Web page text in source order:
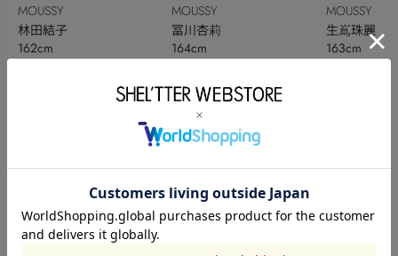
MOUSSY
林田結子
162cm
MOUSSY
冨川杏莉
164cm
MOUSSY
生嶌珠麗
163cm
このアイテムを見た人がチェックしている商品
閲覧中カテゴリーのランキング
TOPICS